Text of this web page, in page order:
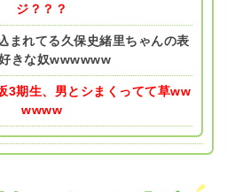
ジ？？？
まれてる久保史緒里ちゃんの表
きな奴wwwwww
3期生、男とシまくってて草ww
wwww